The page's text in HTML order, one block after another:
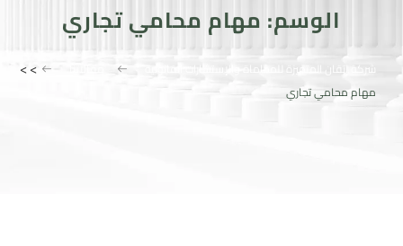
الوسم: مهام محامي تجاري
شركة إتقان المتميزة للمحاماة والإستشارات القانونية >
>
مهام محامي تجاري